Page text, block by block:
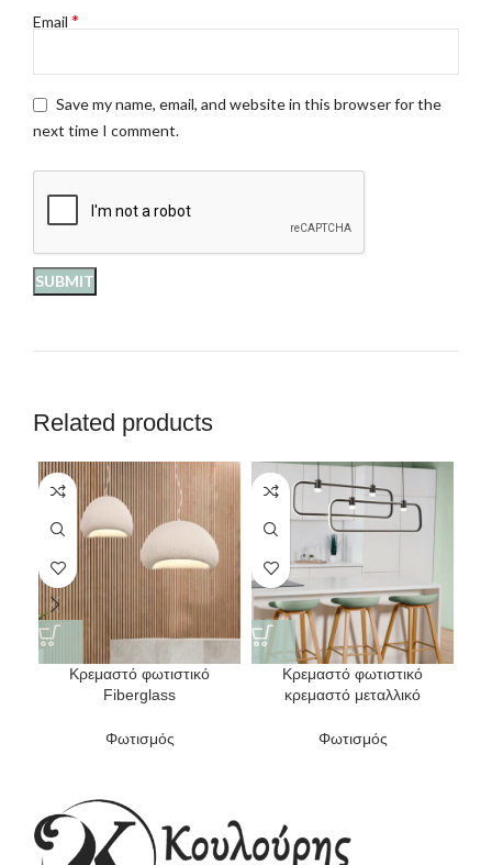
Email *
Save my name, email, and website in this browser for the
next time I comment.
Related products
Κρεμαστό φωτιστικό
Fiberglass
Φωτισμός
Κρεμαστό φωτιστικό
κρεμαστό μεταλλικό
Φωτισμός